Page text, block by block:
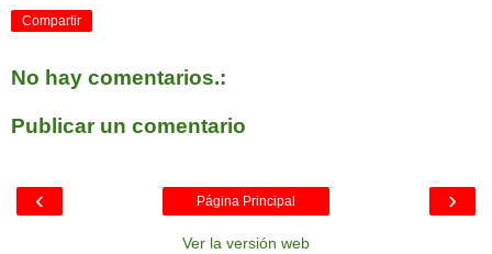
Compartir
No hay comentarios.:
Publicar un comentario
‹ ›
Página Principal
Ver la versión web